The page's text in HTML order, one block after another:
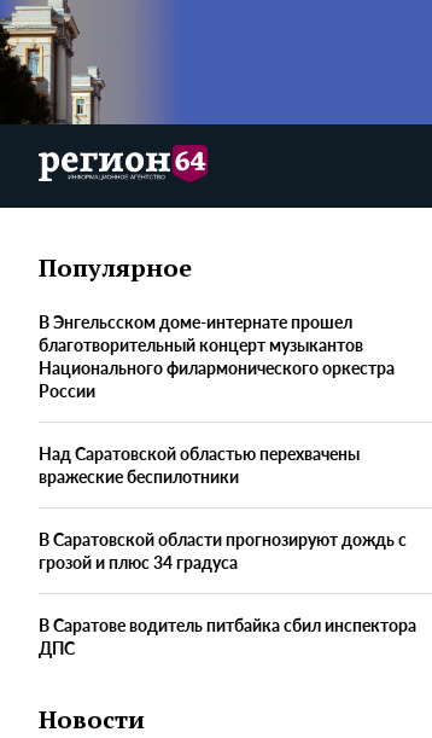
Популярное
В Энгельсском доме-интернате прошел
благотворительный концерт музыкантов
Национального филармонического оркестра
России
Над Саратовской областью перехвачены
вражеские беспилотники
В Саратовской области прогнозируют дождь с
грозой и плюс 34 градуса
В Саратове водитель питбайка сбил инспектора
ДПС
Новости